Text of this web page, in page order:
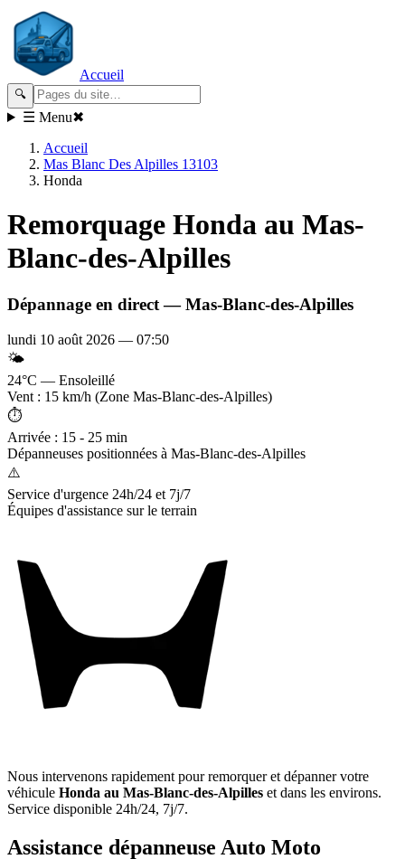
Accueil
🔍
☰ Menu✖
Accueil
Mas Blanc Des Alpilles 13103
Honda
Remorquage Honda au Mas-
Blanc-des-Alpilles
Dépannage en direct —Mas-Blanc-des-Alpilles
lundi 10 août 2026 — 07:50
🌤️
24°C — Ensoleillé
Vent : 15 km/h (Zone Mas-Blanc-des-Alpilles)
⏱️
Arrivée : 15 - 25 min
Dépanneuses positionnées à Mas-Blanc-des-Alpilles
⚠️
Service d'urgence 24h/24 et 7j/7
Équipes d'assistance sur le terrain
Nous intervenons rapidement pour remorquer et dépanner votre
véhicule Honda au Mas-Blanc-des-Alpilles et dans les environs.
Service disponible 24h/24, 7j/7.
Assistance dépanneuse Auto Moto